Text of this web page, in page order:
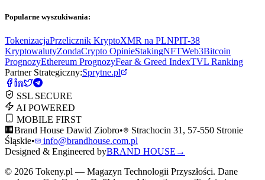
Popularne wyszukiwania:
TokenizacjaPrzelicznik KryptoXMR na PLNPIT-38
KryptowalutyZondaCrypto OpinieStakingNFTWeb3Bitcoin
PrognozyEthereum PrognozyFear & Greed IndexTVL Ranking
Partner Strategiczny:Sprytne.pl
SSL SECURE
AI POWERED
MOBILE FIRST
🏢 Brand House Dawid Ziobro•
Strachocin 31, 57-550 Stronie
Śląskie•
info@brandhouse.com.pl
Designed & Engineered byBRAND HOUSE →
© 2026 Tokeny.pl — Magazyn Technologii Przyszłości. Dane